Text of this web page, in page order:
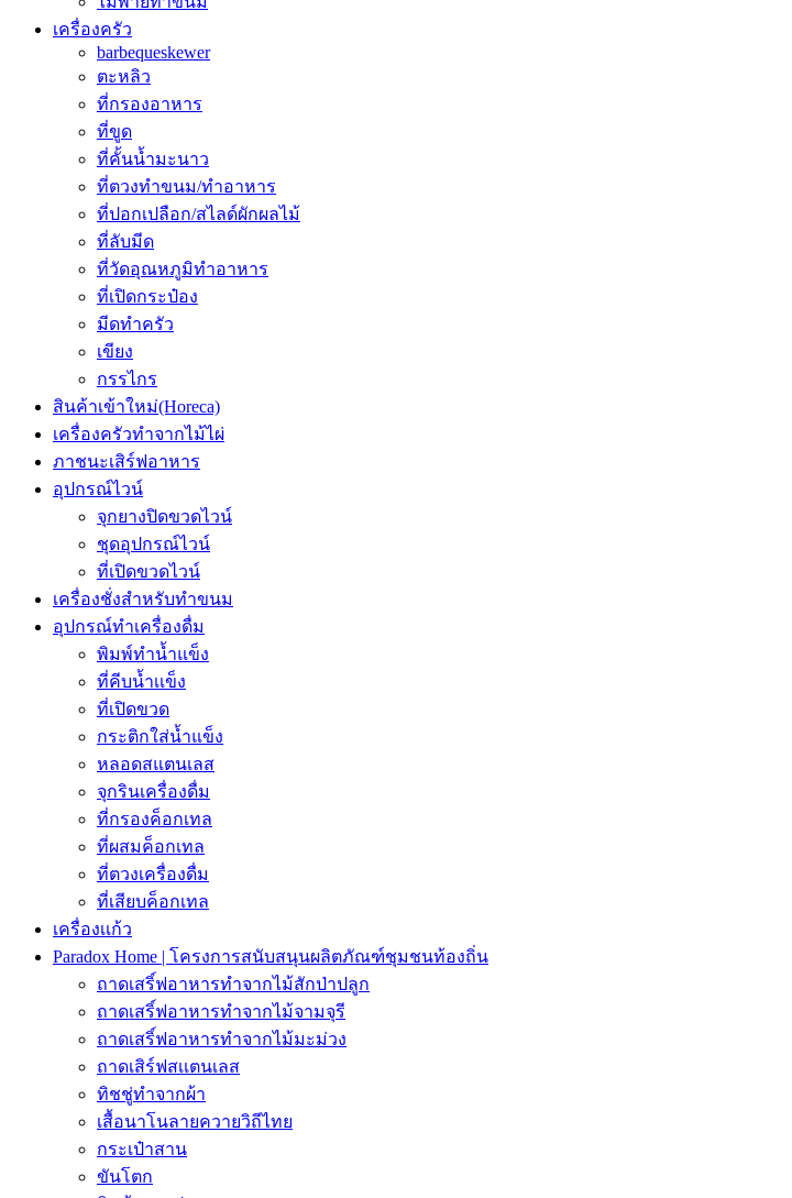
เครื่องครัว
barbequeskewer
ตะหลิว
ที่กรองอาหาร
ที่ขูด
ที่คั้นน้ำมะนาว
ที่ตวงทำขนม/ทำอาหาร
ที่ปอกเปลือก/สไลด์ผักผลไม้
ที่ลับมีด
ที่วัดอุณหภูมิทำอาหาร
ที่เปิดกระป๋อง
มีดทำครัว
เขียง
กรรไกร
สินค้าเข้าใหม่(Horeca)
เครื่องครัวทำจากไม้ไผ่
ภาชนะเสิร์ฟอาหาร
อุปกรณ์ไวน์
จุกยางปิดขวดไวน์
ชุดอุปกรณ์ไวน์
ที่เปิดขวดไวน์
เครื่องชั่งสำหรับทำขนม
อุปกรณ์ทำเครื่องดื่ม
พิมพ์ทำน้ำแข็ง
ที่คีบน้ำเเข็ง
ที่เปิดขวด
กระติกใส่น้ำแข็ง
หลอดสแตนเลส
จุกรินเครื่องดื่ม
ที่กรองค็อกเทล
ที่ผสมค็อกเทล
ที่ตวงเครื่องดื่ม
ที่เสียบค็อกเทล
เครื่องเเก้ว
Paradox Home | โครงการสนับสนุนผลิตภัณฑ์ชุมชนท้องถิ่น
ถาดเสริ์ฟอาหารทำจากไม้สักป่าปลูก
ถาดเสริ์ฟอาหารทำจากไม้จามจุรี
ถาดเสริ์ฟอาหารทำจากไม้มะม่วง
ถาดเสิร์ฟสเเตนเลส
ทิชชู่ทำจากผ้า
เสื้อนาโนลายควายวิถีไทย
กระเป๋าสาน
ขันโตก